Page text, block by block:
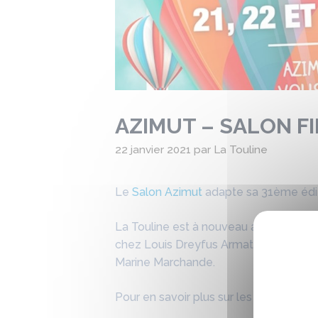
AZIMUT – SALON
22 janvier 2021 par La Touline
Le Salon Azimut adapte sa 31ème
La Touline est à nouveau au rendez-
chez Louis Dreyfus Armateurs,
Marine Marchande.
Pour en savoir plus sur les métiers de